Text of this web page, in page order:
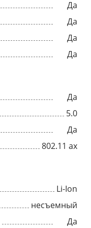
Да
Да
Да
Да
Да
5.0
Да
802.11 ax
Li-Ion
несъемный
Да